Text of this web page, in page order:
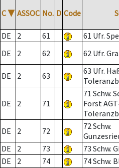
C ▼ ASSOC No. D Code
DE 2 61 61 Ufr.
DE
2 62 62 Ufr.
DE 2 63
63 Ufr.
DE 2 71
71 Schw.
Forst
DE 2 72
72 Schw.
DE
2 73 73 Schw.
DE
2 74 74 Schw.